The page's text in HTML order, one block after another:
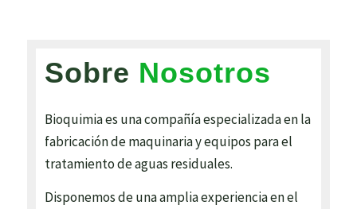
Sobre Nosotros
Bioquimia es una compañía especializada en la
fabricación de maquinaria y equipos para el
tratamiento de aguas residuales.
Disponemos de una amplia experiencia en el